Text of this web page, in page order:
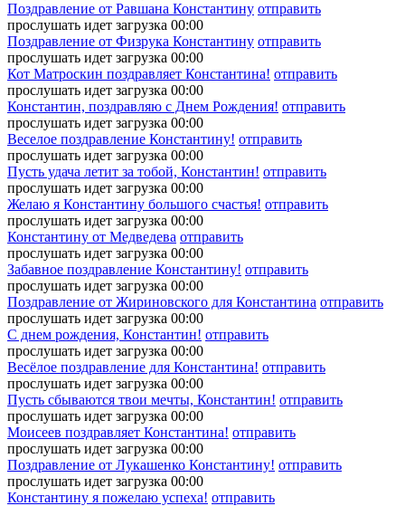
Поздравление от Равшана Константину отправить
прослушать идет загрузка 00:00
Поздравление от Физрука Константину отправить
прослушать идет загрузка 00:00
Кот Матроскин поздравляет Константина! отправить
прослушать идет загрузка 00:00
Константин, поздравляю с Днем Рождения! отправить
прослушать идет загрузка 00:00
Веселое поздравление Константину! отправить
прослушать идет загрузка 00:00
Пусть удача летит за тобой, Константин! отправить
прослушать идет загрузка 00:00
Желаю я Константину большого счастья! отправить
прослушать идет загрузка 00:00
Константину от Медведева отправить
прослушать идет загрузка 00:00
Забавное поздравление Константину! отправить
прослушать идет загрузка 00:00
Поздравление от Жириновского для Константина отправить
прослушать идет загрузка 00:00
С днем рождения, Константин! отправить
прослушать идет загрузка 00:00
Весёлое поздравление для Константина! отправить
прослушать идет загрузка 00:00
Пусть сбываются твои мечты, Константин! отправить
прослушать идет загрузка 00:00
Моисеев поздравляет Константина! отправить
прослушать идет загрузка 00:00
Поздравление от Лукашенко Константину! отправить
прослушать идет загрузка 00:00
Константину я пожелаю успеха! отправить